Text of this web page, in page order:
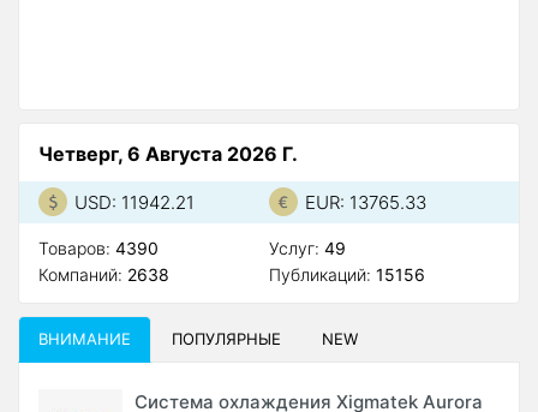
Четверг, 6 Августа 2026 Г.
USD: 11942.21 EUR: 13765.33
Товаров: 4390
Компаний: 2638
Услуг: 49
Публикаций: 15156
ВНИМАНИЕ ПОПУЛЯРНЫЕ NEW
Система охлаждения Xigmatek Aurora